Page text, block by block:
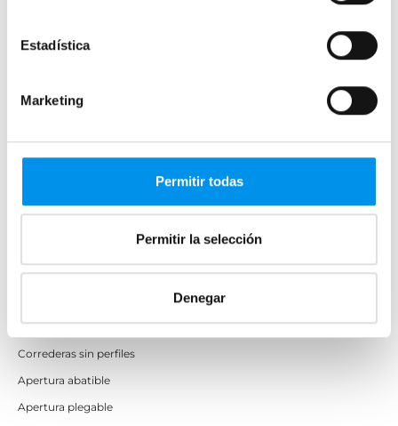
Estadística
Marketing
Permitir todas
Permitir la selección
Denegar
Mamparas de bañera sin perfilería
Plegables
Mamparas rectangulares
Semicirculares
Correderas sin perfiles
Apertura abatible
Apertura plegable